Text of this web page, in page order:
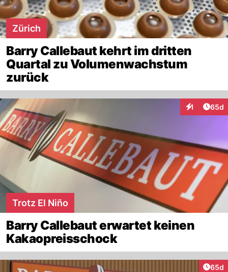
Zürich
Barry Callebaut kehrt im dritten
Quartal zu Volumenwachstum
zurück
1
Interaktionen
65d
Trotz El Niño
Barry Callebaut erwartet keinen
Kakaopreisschock
65d